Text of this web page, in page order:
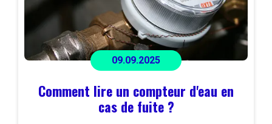
09.09.2025
Comment lire un compteur d'eau en
cas de fuite ?